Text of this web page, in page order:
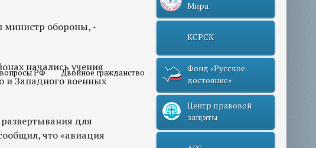
РФ Двойное гражданство Отношения РФ и КР
министр обороны, -
начались учения
и Западного военных
для
что «авиация
Мира
КСРСК
Фонд «Русское
достояние»
Центр правовой
защиты